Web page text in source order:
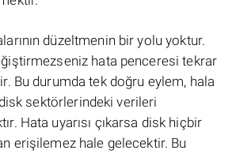
düzeltmenin bir yolu yoktur.
hata penceresi tekrar
Bu durumda tek doğru eylem, hala
sektörlerindeki verileri
Hata uyarısı çıkarsa disk hiçbir
erişilemez hale gelecektir. Bu